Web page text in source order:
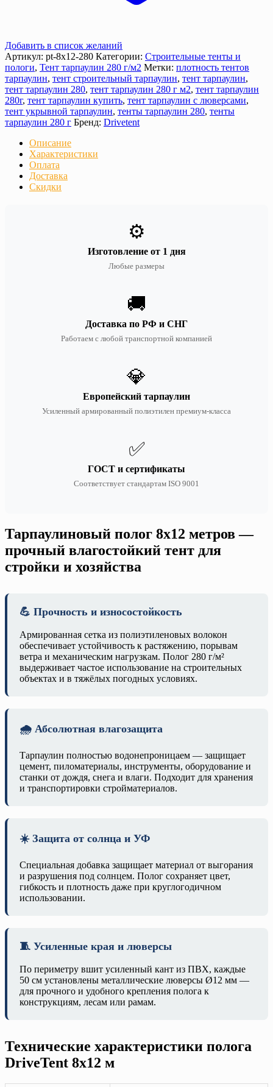
Добавить в список желаний
Артикул: pt-8х12-280 Категории: Строительные тенты и
пологи, Тент тарпаулин 280 г/м2 Метки: плотность тентов
тарпаулин, тент строительный тарпаулин, тент тарпаулин,
тент тарпаулин 280, тент тарпаулин 280 г м2, тент тарпаулин
280г, тент тарпаулин купить, тент тарпаулин с люверсами,
тент укрывной тарпаулин, тенты тарпаулин 280, тенты
тарпаулин 280 г Бренд: Drivetent
Описание
Характеристики
Оплата
Доставка
Скидки
⚙️
Изготовление от 1 дня
Любые размеры
🚚
Доставка по РФ и СНГ
Работаем с любой транспортной компанией
💎
Европейский тарпаулин
Усиленный армированный полиэтилен премиум-класса
✅
ГОСТ и сертификаты
Соответствует стандартам ISO 9001
Тарпаулиновый полог 8х12 метров —
прочный влагостойкий тент для
стройки и хозяйства
💪 Прочность и износостойкость
Армированная сетка из полиэтиленовых волокон
обеспечивает устойчивость к растяжению, порывам
ветра и механическим нагрузкам. Полог 280 г/м²
выдерживает частое использование на строительных
объектах и в тяжёлых погодных условиях.
🌧️ Абсолютная влагозащита
Тарпаулин полностью водонепроницаем — защищает
цемент, пиломатериалы, инструменты, оборудование и
станки от дождя, снега и влаги. Подходит для хранения
и транспортировки стройматериалов.
☀️ Защита от солнца и УФ
Специальная добавка защищает материал от выгорания
и разрушения под солнцем. Полог сохраняет цвет,
гибкость и плотность даже при круглогодичном
использовании.
🧵 Усиленные края и люверсы
По периметру вшит усиленный кант из ПВХ, каждые
50 см установлены металлические люверсы Ø12 мм —
для прочного и удобного крепления полога к
конструкциям, лесам или рамам.
Технические характеристики полога
DriveTent 8х12 м